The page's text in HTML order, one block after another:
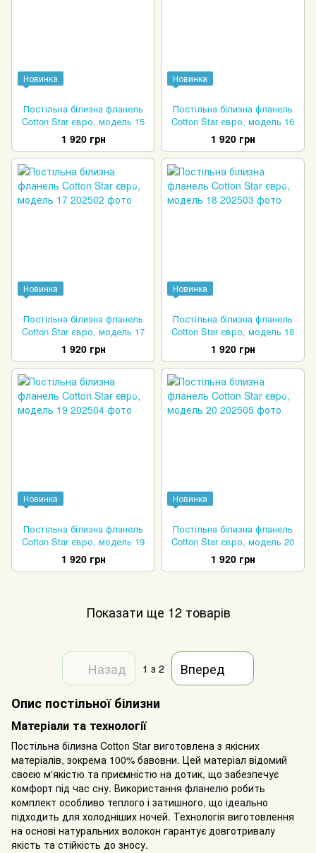
Новинка
Постільна білизна фланель
Cotton Star євро, модель 15
1 920 грн
Новинка
Постільна білизна фланель
Cotton Star євро, модель 16
1 920 грн
Новинка
Постільна білизна фланель
Cotton Star євро, модель 17
1 920 грн
Новинка
Постільна білизна фланель
Cotton Star євро, модель 18
1 920 грн
Новинка
Постільна білизна фланель
Cotton Star євро, модель 19
1 920 грн
Новинка
Постільна білизна фланель
Cotton Star євро, модель 20
1 920 грн
Показати ще 12 товарів
Назад 1 з 2
Вперед
Опис постільної білизни
Матеріали та технології
Постільна білизна Cotton Star виготовлена з якісних
матеріалів, зокрема 100% бавовни. Цей матеріал відомий
своєю м'якістю та приємністю на дотик, що забезпечує
комфорт під час сну. Використання фланелю робить
комплект особливо теплого і затишного, що ідеально
підходить для холодніших ночей. Технологія виготовлення
на основі натуральних волокон гарантує довготривалу
якість та стійкість до зносу.